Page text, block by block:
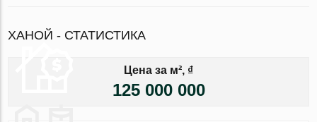
ХАНОЙ - СТАТИСТИКА
Цена за м², ₫
125 000 000